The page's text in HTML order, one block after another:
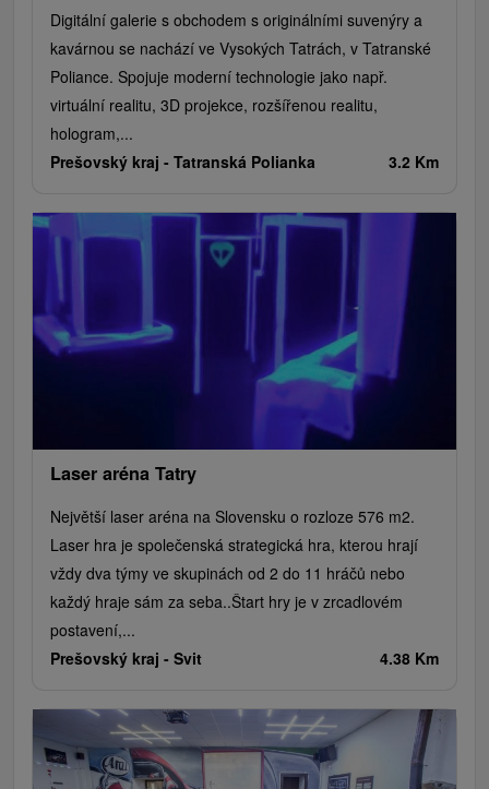
Digitální galerie s obchodem s originálními suvenýry a
kavárnou se nachází ve Vysokých Tatrách, v Tatranské
Poliance. Spojuje moderní technologie jako např.
virtuální realitu, 3D projekce, rozšířenou realitu,
hologram,...
Prešovský kraj - Tatranská Polianka 3.2 Km
Laser aréna Tatry
Největší laser aréna na Slovensku o rozloze 576 m2.
Laser hra je společenská strategická hra, kterou hrají
vždy dva týmy ve skupinách od 2 do 11 hráčů nebo
každý hraje sám za seba..Štart hry je v zrcadlovém
postavení,...
Prešovský kraj - Svit 4.38 Km